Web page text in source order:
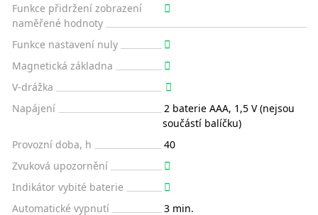
Funkce přidržení zobrazení
naměřené hodnoty
Funkce nastavení nuly
Magnetická základna
V-drážka
Napájení
2 baterie AAA, 1,5 V (nejsou
součástí balíčku)
Provozní doba, h
40
Zvuková upozornění
Indikátor vybité baterie
Automatické vypnutí
3 min.